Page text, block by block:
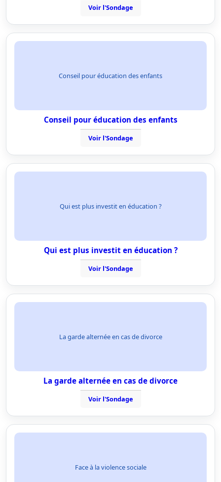
Voir l'Sondage
Conseil pour éducation des enfants
Conseil pour éducation des enfants
Voir l'Sondage
Qui est plus investit en éducation ?
Qui est plus investit en éducation ?
Voir l'Sondage
La garde alternée en cas de divorce
La garde alternée en cas de divorce
Voir l'Sondage
Face à la violence sociale